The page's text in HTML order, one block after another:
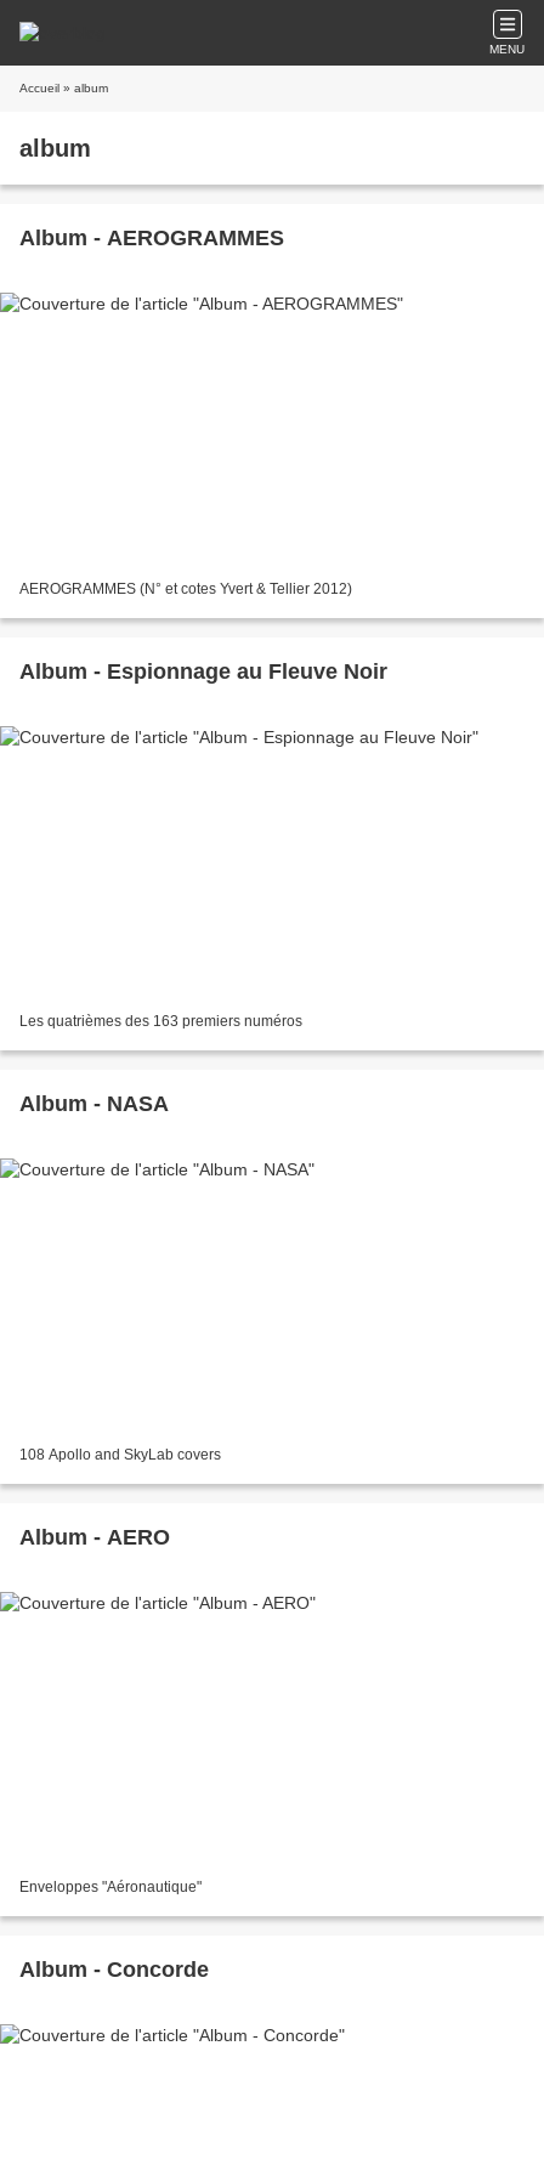
MENU
Accueil » album
album
Album - AEROGRAMMES
AEROGRAMMES (N° et cotes Yvert & Tellier 2012)
Album - Espionnage au Fleuve Noir
Les quatrièmes des 163 premiers numéros
Album - NASA
108 Apollo and SkyLab covers
Album - AERO
Enveloppes "Aéronautique"
Album - Concorde